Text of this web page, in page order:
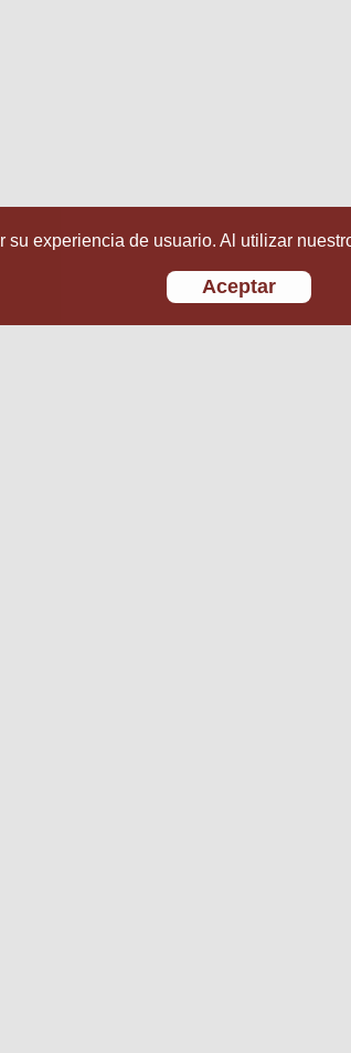
su experiencia de usuario. Al utilizar
Aceptar